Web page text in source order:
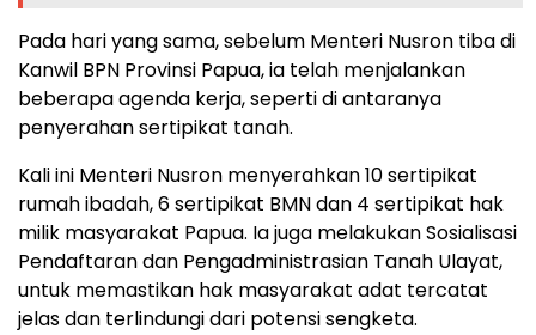
Pada hari yang sama, sebelum Menteri Nusron tiba di
Kanwil BPN Provinsi Papua, ia telah menjalankan
beberapa agenda kerja, seperti di antaranya
penyerahan sertipikat tanah.
Kali ini Menteri Nusron menyerahkan 10 sertipikat
rumah ibadah, 6 sertipikat BMN dan 4 sertipikat hak
milik masyarakat Papua. Ia juga melakukan Sosialisasi
Pendaftaran dan Pengadministrasian Tanah Ulayat,
untuk memastikan hak masyarakat adat tercatat
jelas dan terlindungi dari potensi sengketa.